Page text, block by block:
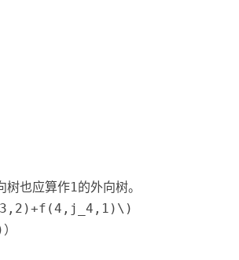
也应算作1的外向树。
）